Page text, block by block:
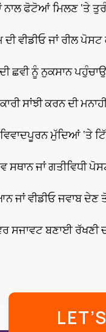
ਫੋਟੋਆਂ ਮਿਲਣ ‘ਤੇ
ਦੀ ਵੀਡੀਓ ਜਾਂ ਰੀਲ
ਛਵੀ ਨੂੰ ਨੁਕਸਾਨ
ਸਾਂਝੀ ਕਰਨ ਦੀ
ਮੁੱਦਿਆਂ ‘ਤੇ
ਜਾਂ ਗਤੀਵਿਧੀ
ਵੀਡੀਓ ਜਵਾਬ ਦੇਣ
ਸਜਾਵਟ ਬਣਾਈ ਰੱਖਣੀ